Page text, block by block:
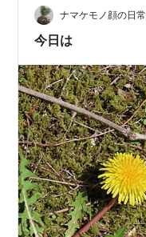
ナマケモノ顔の日常
今日は